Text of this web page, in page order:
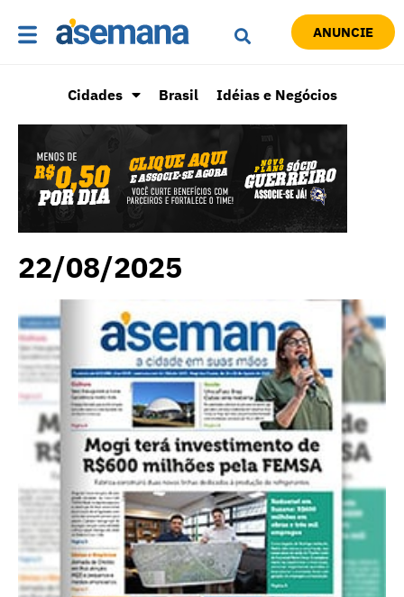
ANUNCIE
Cidades Brasil Idéias e Negócios
22/08/2025